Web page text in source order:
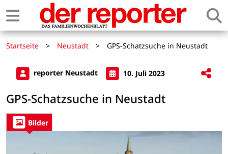
Startseite > Neustadt > GPS-Schatzsuche in Neustadt
reporter Neustadt 10. Juli 2023
GPS-Schatzsuche in Neustadt
Bilder